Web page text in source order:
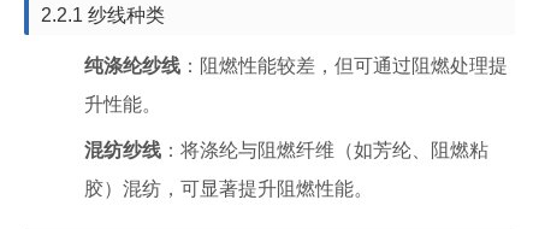
2.2.1 纱线种类
纯涤纶纱线 ：阻燃性能较差，但可通过阻燃处理提
升性能。
混纺纱线 ：将涤纶与阻燃纤维（如芳纶、阻燃粘
胶）混纺，可显著提升阻燃性能。